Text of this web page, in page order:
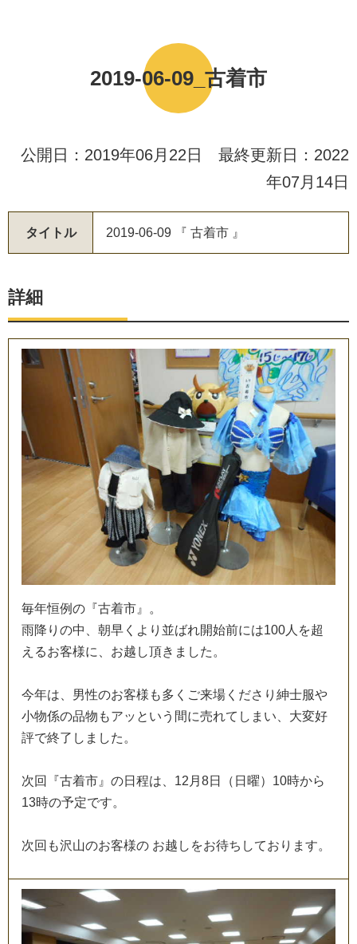
2019-06-09_古着市
公開日：2019年06月22日 最終更新日：2022
年07月14日
タイトル 2019-06-09 『 古着市 』
詳細
毎年恒例の 『古着市 』
。
雨降 り の中 朝早 く よ り 並ばれ開始前には100 人 を超
え るお客様に お越 し頂き ま した 。
今年は 男性のお客様 も多 く ご来場 く ださ り 紳士服や
小物係の品物 もアッ と い う 間に売れて し ま い 大変好
評で終了 し ま した 。
次回 『古着市 』 の日 程は 12 月 8日 （ 日 曜） 10時から
13時の予定です。
次回 も沢山のお客様の お越 し をお待ち してお り ま す。